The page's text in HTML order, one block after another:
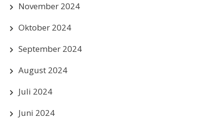
November 2024
Oktober 2024
September 2024
August 2024
Juli 2024
Juni 2024